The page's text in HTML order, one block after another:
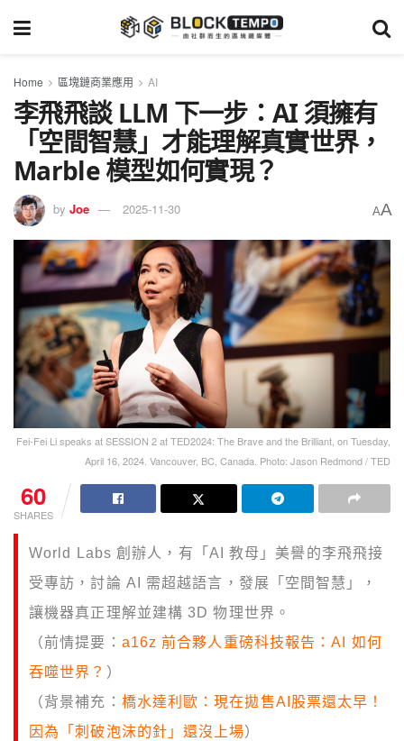
Home 區塊鏈商業應用 AI
李飛飛談 LLM 下一步：AI 須擁有
「空間智慧」才能理解真實世界，
Marble 模型如何實現？
by Joe 2025-11-30 AA
Fei-Fei Li speaks at SESSION 2 at TED2024: The Brave and the Brilliant, on Tuesday,
April 16, 2024. Vancouver, BC, Canada. Photo: Jason Redmond / TED
60
SHARES
World Labs 創辦人，有「AI 教母」美譽的李飛飛接
受專訪，討論 AI 需超越語言，發展「空間智慧」，
讓機器真正理解並建構 3D 物理世界。
（前情提要： a16z 前合夥人重磅科技報告：AI 如何
吞噬世界？ ）
（背景補充： 橋水達利歐：現在拋售AI股票還太早！
因為「刺破泡沫的針」還沒上場）